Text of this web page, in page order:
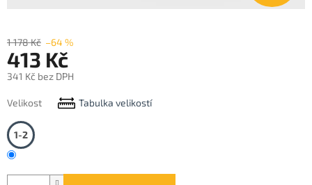
1 178 Kč –64 %
413 Kč
341 Kč bez DPH
cena:
Velikost Tabulka velikostí
1-2